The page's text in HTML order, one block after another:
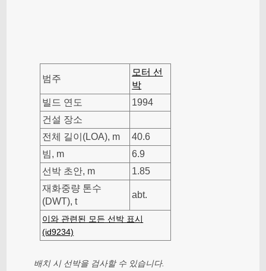
범주
모터 선
박
빌드 연도
1994
건설 장소
전체 길이(LOA), m
40.6
빔, m
6.9
선박 초안, m
1.85
재화중량 톤수
(DWT), t
abt.
이와 관련된 모든 선박 표시
(id9234)
배치 시 선박을 검사할 수 있습니다.